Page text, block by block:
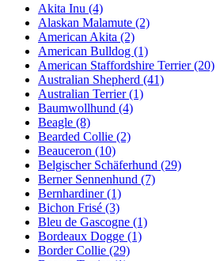
Akita Inu (4)
Alaskan Malamute (2)
American Akita (2)
American Bulldog (1)
American Staffordshire Terrier(20)
Australian Shepherd (41)
Australian Terrier(1)
Baumwollhund (4)
Beagle (8)
Bearded Collie (2)
Beauceron (10)
Belgischer Schäferhund (29)
Berner Sennenhund (7)
Bernhardiner(1)
Bichon Frisé (3)
Bleu de Gascogne (1)
Bordeaux Dogge (1)
Border Collie (29)